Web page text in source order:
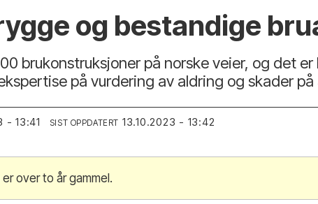
og bestandige
brukonstruksjoner på norske veier, og det
på vurdering av aldring og skader på
- 13:41 SIST OPPDATERT 13.10.2023 - 13:42
over to år gammel.